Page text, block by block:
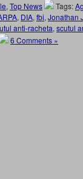
, Top News Tags:
, DIA, fbi, Jonathan
anti-racheta, scutul
6 Comments »